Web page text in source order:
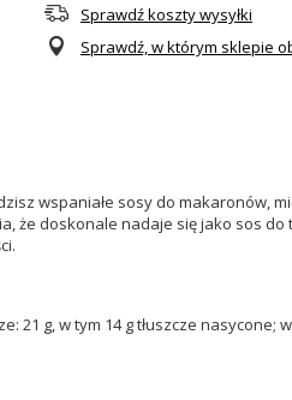
Sprawdź koszty wysyłki
Sprawdź, w którym sklepie
wspaniałe sosy do makaronów,
że doskonale nadaje się jako sos
g, w tym 14 g tłuszcze nasycone;